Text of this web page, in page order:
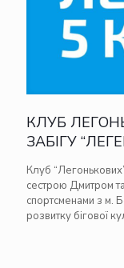
КЛУБ
ЗАБІГУ
Клуб
сестрою Дмитром
спортсменами з м.
розвитку бігової